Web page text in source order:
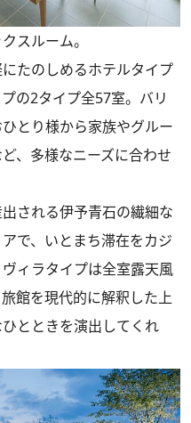
スルーム。
たのしめるホテルタイプ
の2タイプ全57室。バリ
とり様から家族やグルー
、多様なニーズに合わせ
される伊予⻘⽯の繊細な
で、いとまち滞在をカジ
ィラタイプは全室露天⾵
館を現代的に解釈した上
とときを演出してくれ